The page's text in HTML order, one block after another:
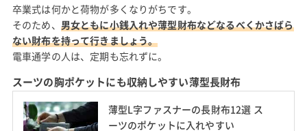
卒業式は何かと荷物が多くなりがちです。
そのため、 男女ともに小銭入れや薄型財布などなるべくかさばら
ない財布を持って行きましょう。
電車通学の人は、定期も忘れずに。
スーツの胸ポケットにも収納しやすい薄型長財布
薄型L字ファスナーの長財布12選 ス
ーツのポケットに入れやすい